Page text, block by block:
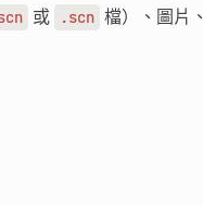
或 .scn 檔）、圖片